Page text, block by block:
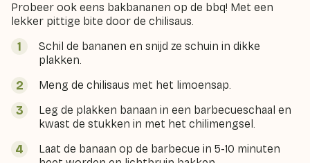
Probeer ook eens bakbananen op de bbq! Met een
lekker pittige bite door de chilisaus.
Schil de bananen en snijd ze schuin in dikke
plakken.
Meng de chilisaus met het limoensap.
Leg de plakken banaan in een barbecueschaal en
kwast de stukken in met het chilimengsel.
Laat de banaan op de barbecue in 5-10 minuten